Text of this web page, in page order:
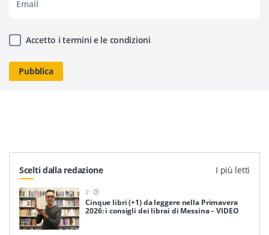
Accetto i termini e le condizioni
Scelti dalla redazione I più letti
2'
Cinque libri (+1) da leggere nella Primavera
2026: i consigli dei librai di Messina – VIDEO